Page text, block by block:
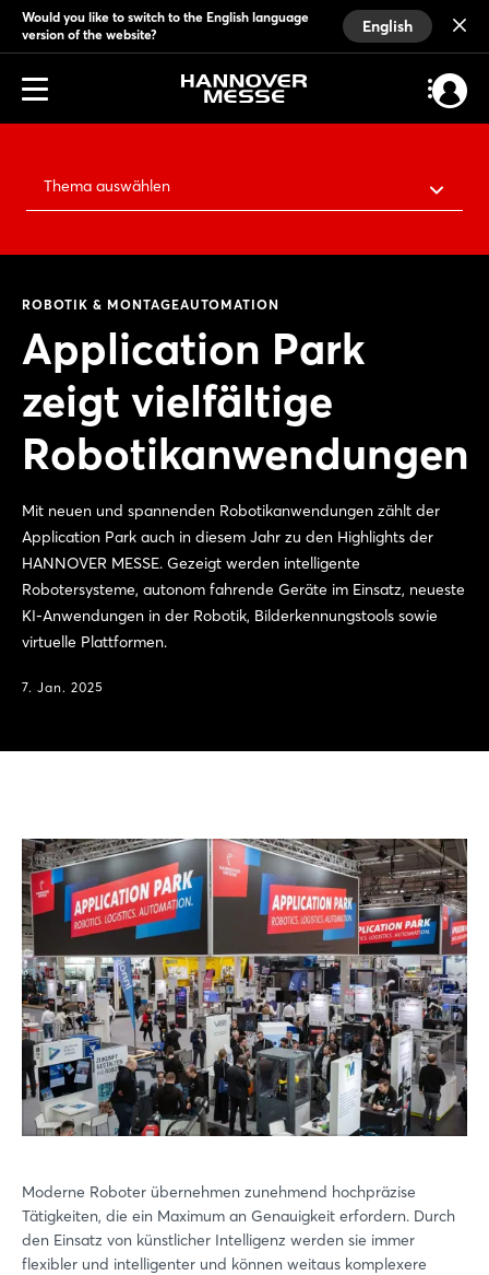
Would you like to switch to the English language
version of the website?
English
Thema auswählen
ROBOTIK & MONTAGEAUTOMATION
Application Park
zeigt vielfältige
Robotikanwendungen
Mit neuen und spannenden Robotikanwendungen zählt der
Application Park auch in diesem Jahr zu den Highlights der
HANNOVER MESSE. Gezeigt werden intelligente
Robotersysteme, autonom fahrende Geräte im Einsatz, neueste
KI-Anwendungen in der Robotik, Bilderkennungstools sowie
virtuelle Plattformen.
7. Jan. 2025
Moderne Roboter übernehmen zunehmend hochpräzise
Tätigkeiten, die ein Maximum an Genauigkeit erfordern. Durch
den Einsatz von künstlicher Intelligenz werden sie immer
flexibler und intelligenter und können weitaus komplexere